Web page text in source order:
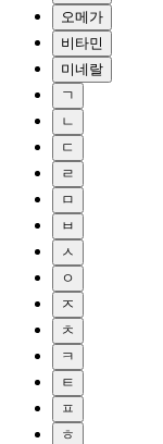
오메가
비타민
미네랄
ㄱ
ㄴ
ㄷ
ㄹ
ㅁ
ㅂ
ㅅ
ㅇ
ㅈ
ㅊ
ㅋ
ㅌ
ㅍ
ㅎ